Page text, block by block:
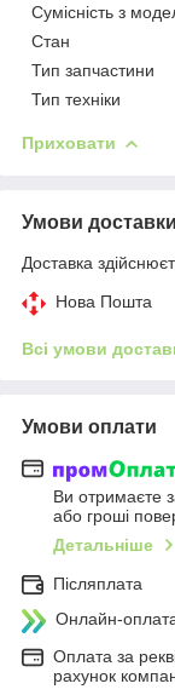
Сумісність з
Стан
Тип запчастини
Тип техніки
Приховати
Умови доставки
Доставка
Нова Пошта
Всі умови
Умови оплати
Ви отримаєте
або гроші
Детальніше
Післяплата
Онлайн-
Оплата за
рахунок